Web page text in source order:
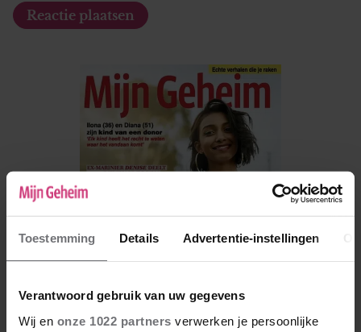
Toestemming Details Advertentie-instellingen
Verantwoord gebruik van uw gegevens
Wij en onze 1022 partners verwerken je persoonlijke